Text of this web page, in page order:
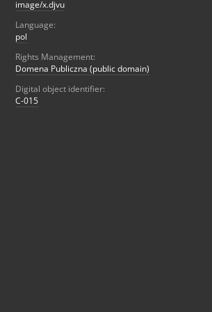
image/x.djvu
Language:
pol
Rights Management:
Domena Publiczna (public domain)
Digital object identifier:
C-015